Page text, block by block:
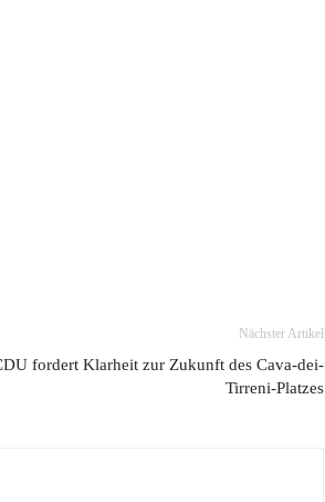
Nächster Artikel
fordert Klarheit zur Zukunft des Cava-dei-
Tirreni-Platzes